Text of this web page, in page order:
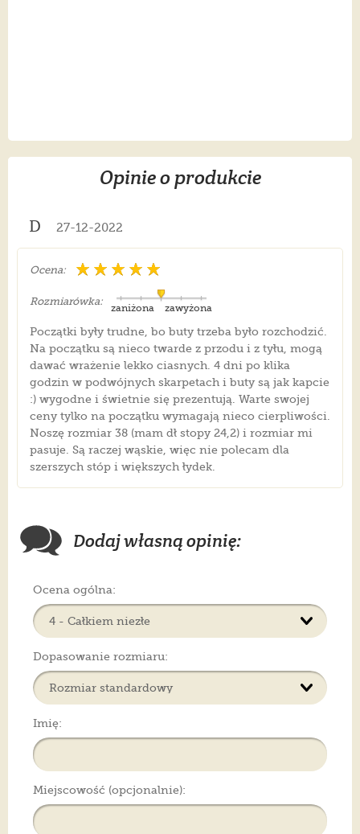
Opinie o produkcie
D 27-12-2022
Ocena:
Rozmiarówka:
zawyżona
zaniżona
Początki były trudne, bo buty trzeba było rozchodzić.
Na początku są nieco twarde z przodu i z tyłu, mogą
dawać wrażenie lekko ciasnych. 4 dni po klika
godzin w podwójnych skarpetach i buty są jak kapcie
:) wygodne i świetnie się prezentują. Warte swojej
ceny tylko na początku wymagają nieco cierpliwości.
Noszę rozmiar 38 (mam dł stopy 24,2) i rozmiar mi
pasuje. Są raczej wąskie, więc nie polecam dla
szerszych stóp i większych łydek.
Dodaj własną opinię:
Ocena ogólna:
Dopasowanie rozmiaru:
Imię:
Miejscowość (opcjonalnie):